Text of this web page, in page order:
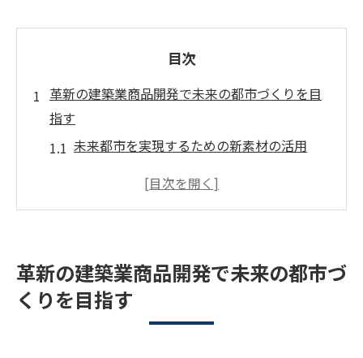
目次
革新の建築業商品開発で未来の都市づくりを目
指す
未来都市を実現するための新素材の活用
建築業における持続可能なデザインの重要
新しいライフスタイルに対応する住宅設計
のアイデア
建築業の国際トレンドとその影響
革新の建築業商品開発で未来の都市づ
くりを目指す